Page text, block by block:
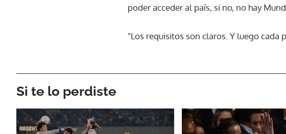
poder acceder al país, si no, no hay
"Los requisitos son claros. Y luego cada
Si te lo perdiste